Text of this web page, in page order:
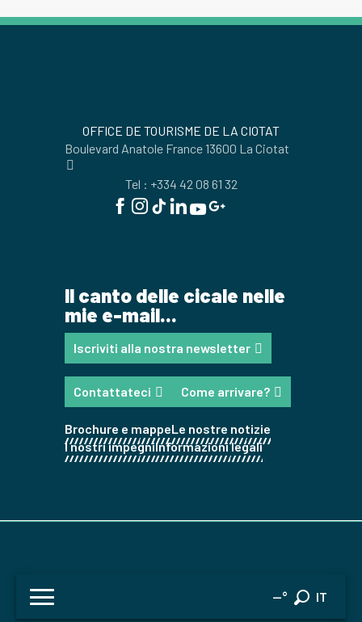
--°
Ricerca
IT
FR
EN
OFFICE DE TOURISME DE LA CIOTAT
Boulevard Anatole France 13600 La Ciotat
Tel : +334 42 08 61 32
Il canto delle cicale nelle
mie e-mail...
Iscriviti alla nostra newsletter
Contattateci Come arrivare?
Brochure e mappeLe nostre notizie
I nostri impegniInformazioni legali